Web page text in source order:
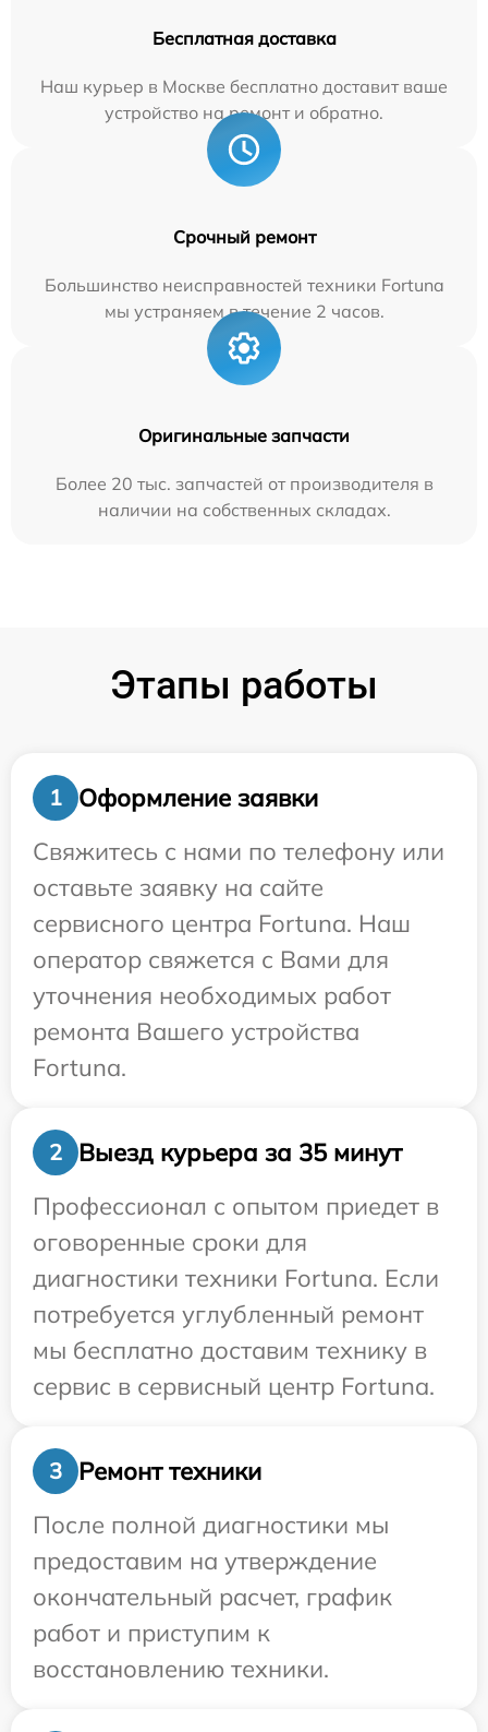
Бесплатная доставка
Наш курьер в Москве бесплатно доставит ваше
устройство на ремонт и обратно.
Срочный ремонт
Большинство неисправностей техники Fortuna
мы устраняем в течение 2 часов.
Оригинальные запчасти
Более 20 тыс. запчастей от производителя в
наличии на собственных складах.
Этапы работы
1
Оформление заявки
Свяжитесь с нами по телефону или
оставьте заявку на сайте
сервисного центра Fortuna. Наш
оператор свяжется с Вами для
уточнения необходимых работ
ремонта Вашего устройства
Fortuna.
2
Выезд курьера за 35 минут
Профессионал с опытом приедет в
оговоренные сроки для
диагностики техники Fortuna. Если
потребуется углубленный ремонт
мы бесплатно доставим технику в
сервис в сервисный центр Fortuna.
3
Ремонт техники
После полной диагностики мы
предоставим на утверждение
окончательный расчет, график
работ и приступим к
восстановлению техники.